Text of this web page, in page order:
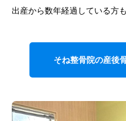
出産から数年経過している方
そね整骨院の産後